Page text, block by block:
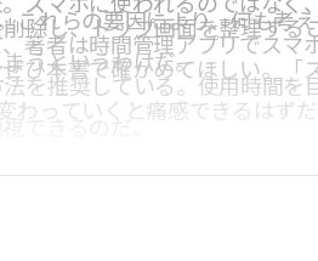
これらの要因により、何も考
うというわけだ。
著者は時間管理アプリでスマ
を推奨している。使用時間を
除し、トップ画面を整理する
ひ本書で確かめてほしい。「
わっていくと痛感できるはずだ